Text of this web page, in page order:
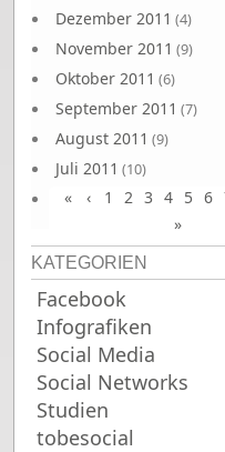
Dezember 2011 (4)
November 2011 (9)
Oktober 2011 (6)
September 2011 (7)
August 2011 (9)
Juli 2011 (10)
Juni 2011(9)
« ‹ 1 2 3 4 5 6
»
KATEGORIEN
Facebook
Infografiken
Social Media
Social Networks
Studien
tobesocial